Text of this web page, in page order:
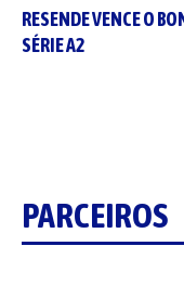
RESENDE VENCE O
SÉRIE A2
PARCEIROS